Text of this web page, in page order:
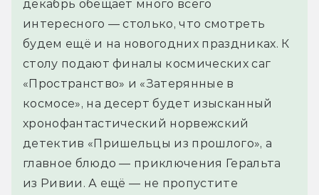
декабрь обещает много всего
интересного — столько, что смотреть
будем ещё и на новогодних праздниках. К
столу подают финалы космических саг
«Пространство» и «Затерянные в
космосе», на десерт будет изысканный
хронофантастический норвежский
детектив «Пришельцы из прошлого», а
главное блюдо — приключения Геральта
из Ривии. А ещё — не пропустите